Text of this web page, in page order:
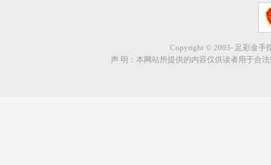
Copyright © 2003- 足彩金手
声 明：本网站所提供的内容仅供读者用于合